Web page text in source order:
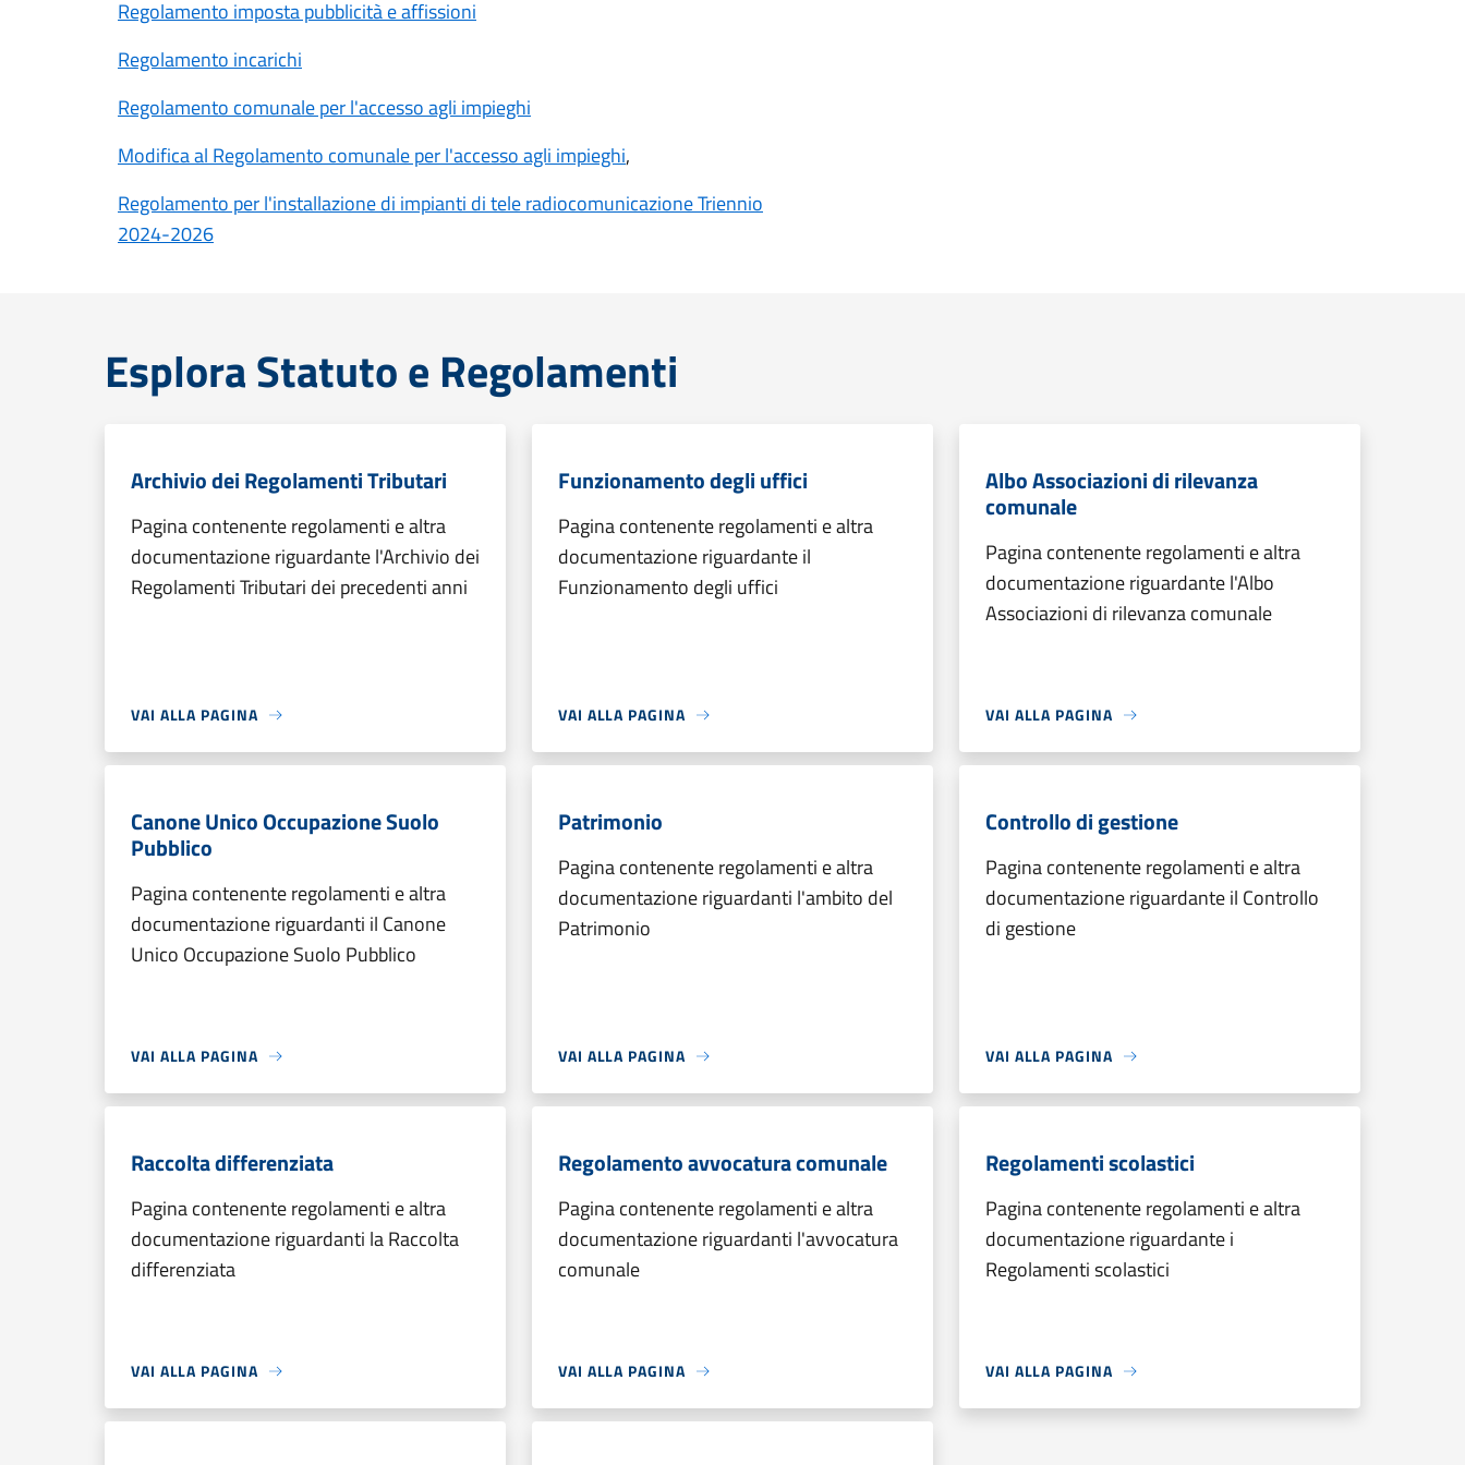
Regolamento imposta pubblicità e affissioni
Regolamento incarichi
Regolamento comunale per l'accesso agli impieghi
Modifica al Regolamento comunale per l'accesso agli impieghi,
Regolamento per l'installazione di impianti di tele radiocomunicazione Triennio
2024-2026
Esplora Statuto e Regolamenti
Archivio dei Regolamenti Tributari
Pagina contenente regolamenti e altra
documentazione riguardante l'Archivio dei
Regolamenti Tributari dei precedenti anni
VAI ALLA PAGINA
Funzionamento degli uffici
Pagina contenente regolamenti e altra
documentazione riguardante il
Funzionamento degli uffici
VAI ALLA PAGINA
Albo Associazioni di rilevanza
comunale
Pagina contenente regolamenti e altra
documentazione riguardante l'Albo
Associazioni di rilevanza comunale
VAI ALLA PAGINA
Canone Unico Occupazione Suolo
Pubblico
Pagina contenente regolamenti e altra
documentazione riguardanti il Canone
Unico Occupazione Suolo Pubblico
VAI ALLA PAGINA
Patrimonio
Pagina contenente regolamenti e altra
documentazione riguardanti l'ambito del
Patrimonio
VAI ALLA PAGINA
Controllo di gestione
Pagina contenente regolamenti e altra
documentazione riguardante il Controllo
di gestione
VAI ALLA PAGINA
Raccolta differenziata
Pagina contenente regolamenti e altra
documentazione riguardanti la Raccolta
differenziata
VAI ALLA PAGINA
Regolamento avvocatura comunale
Pagina contenente regolamenti e altra
documentazione riguardanti l'avvocatura
comunale
VAI ALLA PAGINA
Regolamenti scolastici
Pagina contenente regolamenti e altra
documentazione riguardante i
Regolamenti scolastici
VAI ALLA PAGINA